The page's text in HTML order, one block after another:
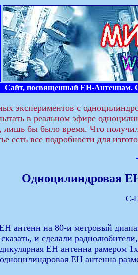
Сайт, посвященный ЕН-Антеннам.
экспериментов с
в реальном эфире
лишь бы было время. Что
есть все подробности для
Одноцилиндровая
С-
антенн на 80-и метровый
и сделали
ЕН антенна рамером
ЕН антенна